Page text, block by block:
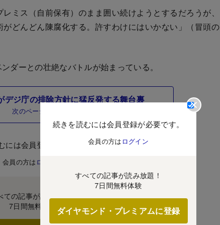
ミス（自前保有）のまま囲い続けようとするだろうが、
どんどん陳腐化する。許すわけにはいかない」（冒頭の
ダーとの壮絶なバトルが始まっている。
デジ庁の排除方針に猛反発する舞台裏
次のページ
には会員登録が必要です。
会員の方は ログイン
ての記事が読み放題！
7日間無料体験
続きを読むには会員登録が必要です。
会員の方は ログイン
すべての記事が読み放題！
7日間無料体験
ダイヤモンド・プレミアムに登録